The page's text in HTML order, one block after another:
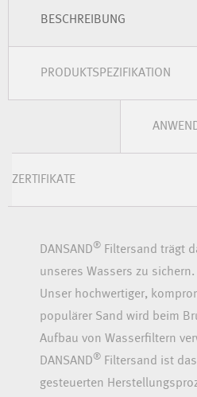
BESCHREIBUNG
PRODUKTSPEZIFIKATION
ZERTIFIKATE
DANSAND®
Filtersand trägt
unseres Wassers zu sichern.
Unser hochwertiger,
populärer Sand wird beim
Aufbau von Wasserfiltern
DANSAND®
Filtersand ist
gesteuerten